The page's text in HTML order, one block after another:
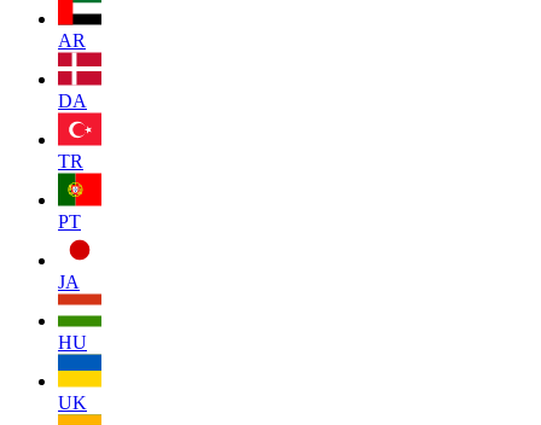
AR
DA
TR
PT
JA
HU
UK